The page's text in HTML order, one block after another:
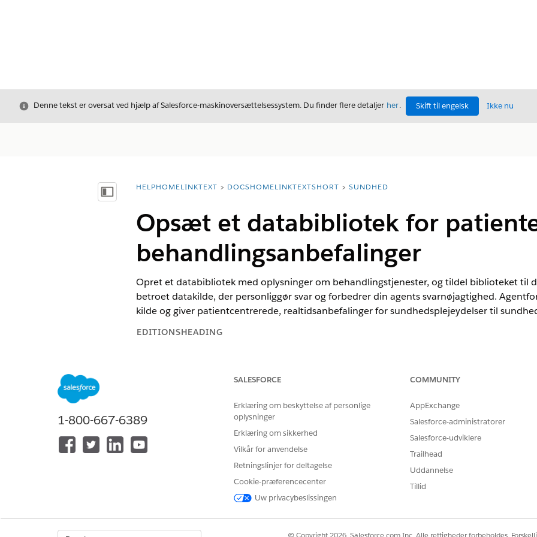
LukDenne tekst er oversat ved hjælp af Salesforce-maskinoversættelsessystem. Du finder flere detaljer her. Skift til engelsk Ikke nu
Vis indholdsfortegnelse
breadcrumbDescription
HELPHOMELINKTEXT DOCSHOMELINKTEXTSHORT SUNDHED
Opsæt et databibliotek for
behandlingsanbefalinger
Opret et databibliotek med oplysninger om behandlingstjenester, og tildel biblioteket til
betroet datakilde, der personliggør svar og forbedrer din agents svarnøjagtighed.
kilde og giver patientcentrerede, realtidsanbefalinger for sundhedsplejeydelser til
EDITIONSHEADING
EnterpriseogUnlimited
Edition med Health Cloud- og Agentforce for Health Cloud-
BRUGERTILLADELSER PÅKRÆVET
Hvis du vil tilføje et databibliotek:
Data Cloud-arkitekt
OG
Administrer AI-agenter
1-800-667-6389
SALESFORCE
Erklæring om beskyttelse af personlige
oplysninger
Erklæring om sikkerhed
Vilkår for anvendelse
Retningslinjer for deltagelse
Cookie-præferencecenter
Uw privacybeslissingen
COMMUNITY
AppExchange
Salesforce-administratorer
Salesforce-udviklere
Trailhead
Uddannelse
Tillid
© Copyright 2026, Salesforce.com Inc. Alle rettigheder forbeholdes.